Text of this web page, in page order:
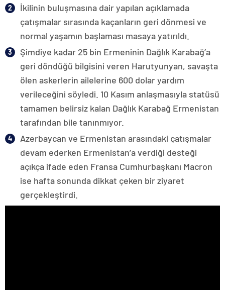
İkilinin buluşmasına dair yapılan açıklamada
çatışmalar sırasında kaçanların geri dönmesi ve
normal yaşamın başlaması masaya yatırıldı.
Şimdiye kadar 25 bin Ermeninin Dağlık Karabağ’a
geri döndüğü bilgisini veren Harutyunyan, savaşta
ölen askerlerin ailelerine 600 dolar yardım
verileceğini söyledi. 10 Kasım anlaşmasıyla statüsü
tamamen belirsiz kalan Dağlık Karabağ Ermenistan
tarafından bile tanınmıyor.
Azerbaycan ve Ermenistan arasındaki çatışmalar
devam ederken Ermenistan’a verdiği desteği
açıkça ifade eden Fransa Cumhurbaşkanı Macron
ise hafta sonunda dikkat çeken bir ziyaret
gerçekleştirdi.